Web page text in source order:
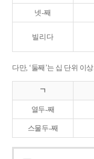
넷-째
빌리다
다만, ‘둘째’는 십 단위 이
ㄱ
열두-째
스물두-째